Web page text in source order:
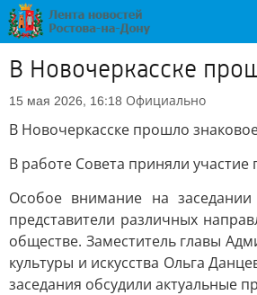
В Новочеркасске
15 мая 2026, 16:18 Официально
В Новочеркасске прошло
В работе Совета приняли
Особое внимание на
представители различных
обществе. Заместитель главы
культуры и искусства Ольга
заседания обсудили актуальные